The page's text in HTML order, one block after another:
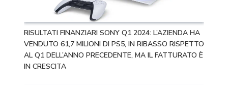
RISULTATI FINANZIARI SONY Q1 2024: L’AZIENDA HA
VENDUTO 61,7 MILIONI DI PS5, IN RIBASSO RISPETTO
AL Q1 DELL’ANNO PRECEDENTE, MA IL FATTURATO È
IN CRESCITA